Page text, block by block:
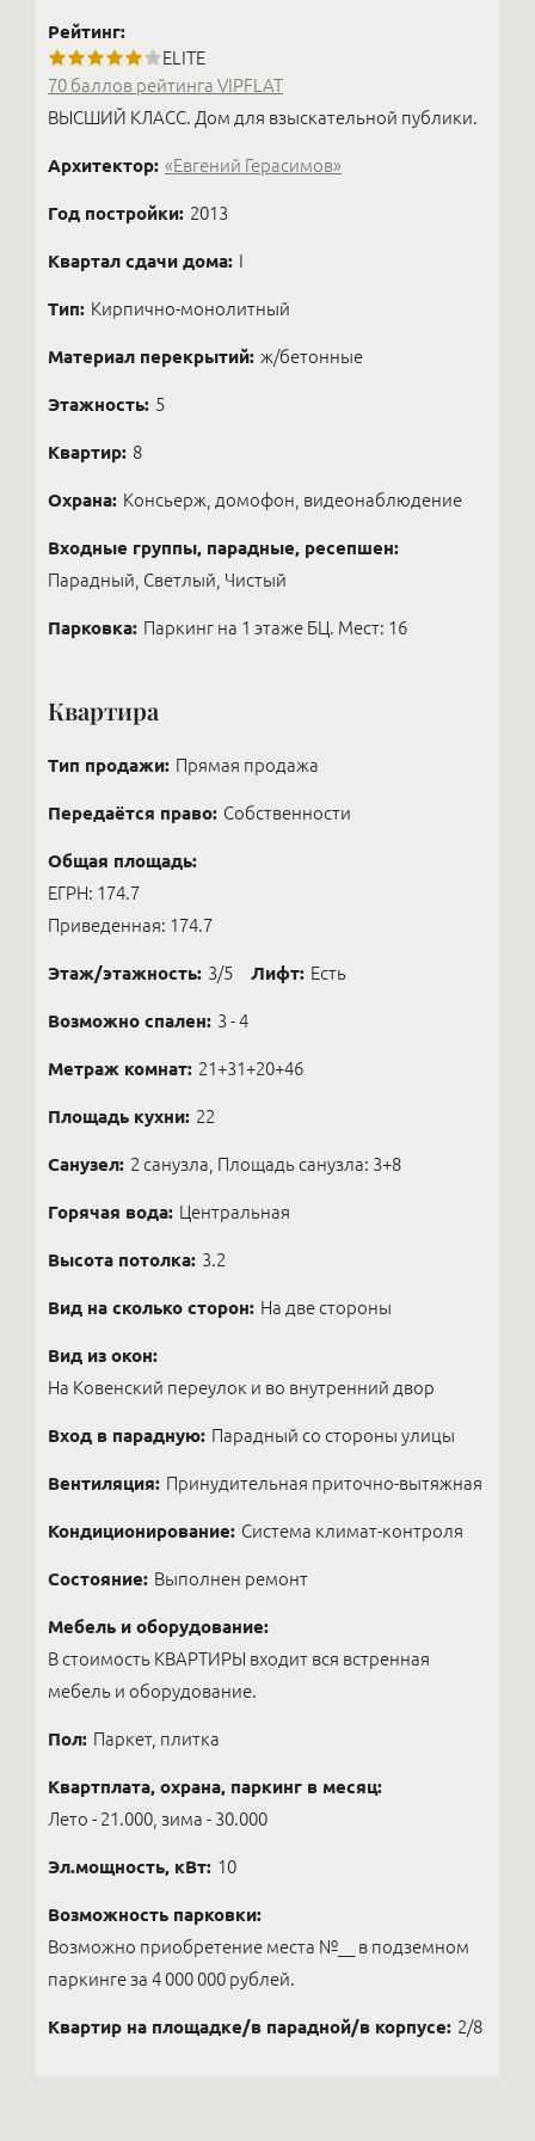
Рейтинг:
ELITE
70 баллов рейтинга VIPFLAT
ВЫСШИЙ КЛАСС. Дом для взыскательной публики.
Архитектор: «Евгений Герасимов»
Год постройки: 2013
Квартал сдачи дома: I
Тип: Кирпично-монолитный
Материал перекрытий: ж/бетонные
Этажность: 5
Квартир: 8
Охрана: Консьерж, домофон, видеонаблюдение
Входные группы, парадные, ресепшен:
Парадный, Светлый, Чистый
Парковка: Паркинг на 1 этаже БЦ. Мест: 16
Квартира
Тип продажи: Прямая продажа
Передаётся право: Собственности
Общая площадь:
ЕГРН: 174.7
Приведенная: 174.7
Этаж/этажность: 3/5 Лифт: Есть
Возможно спален: 3 - 4
Метраж комнат: 21+31+20+46
Площадь кухни: 22
Санузел: 2 санузла, Площадь санузла: 3+8
Горячая вода: Центральная
Высота потолка: 3.2
Вид на сколько сторон: На две стороны
Вид из окон:
На Ковенский переулок и во внутренний двор
Вход в парадную: Парадный со стороны улицы
Вентиляция: Принудительная приточно-вытяжная
Кондиционирование: Система климат-контроля
Состояние: Выполнен ремонт
Мебель и оборудование:
В стоимость КВАРТИРЫ входит вся встренная
мебель и оборудование.
Пол: Паркет, плитка
Квартплата, охрана, паркинг в месяц:
Лето - 21.000, зима - 30.000
Эл.мощность, кВт: 10
Возможность парковки:
Возможно приобретение места №__ в подземном
паркинге за 4 000 000 рублей.
Квартир на площадке/в парадной/в корпусе: 2/8